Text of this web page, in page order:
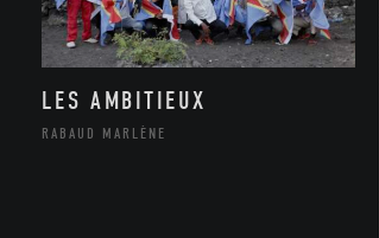
LES AMBITIEUX
RABAUD MARLÈNE